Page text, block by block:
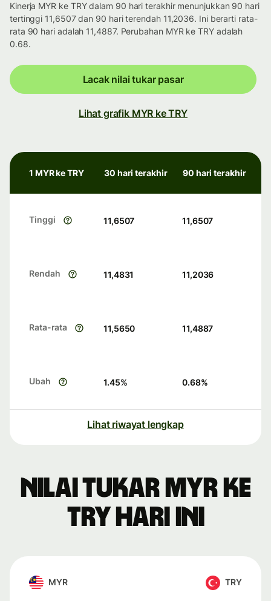
Kinerja MYR ke TRY dalam 90 hari terakhir menunjukkan 90 hari
tertinggi 11,6507 dan 90 hari terendah 11,2036. Ini berarti rata-
rata 90 hari adalah 11,4887. Perubahan MYR ke TRY adalah
0.68.
Lacak nilai tukar pasar
Lihat grafik MYR ke TRY
1 MYR ke TRY 30 hari terakhir 90 hari terakhir
Tinggi 11,6507 11,6507
Rendah 11,4831 11,2036
Rata-rata 11,5650 11,4887
Ubah 1.45% 0.68%
Lihat riwayat lengkap
Nilai tukar MYR ke
TRY hari ini
MYR TRY